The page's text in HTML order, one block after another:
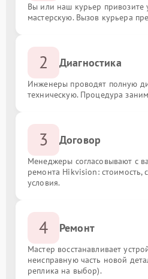
Вы или наш курьер привозите
мастерскую. Вызов курьера
2 Диагностика
Инженеры проводят полную
техническую. Процедура
3 Договор
Менеджеры согласовывают с
ремонта Hikvision: стоимость,
условия.
4 Ремонт
Мастер восстанавливает
неисправную часть новой
реплика на выбор).